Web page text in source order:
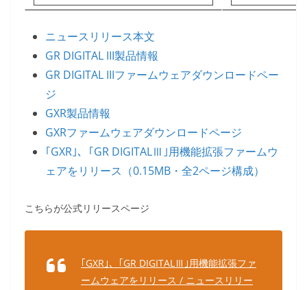
ニュースリリース本文
GR DIGITAL III製品情報
GR DIGITAL IIIファームウェアダウンロードペー
ジ
GXR製品情報
GXRファームウェアダウンロードページ
｢GXR｣、｢GR DIGITALⅢ｣用機能拡張ファームウ
ェアをリリース（0.15MB・全2ページ構成）
こちらが公式リリースページ
｢GXR｣、｢GR DIGITALⅢ｣用機能拡張ファ
ームウェアをリリース / ニュースリリー